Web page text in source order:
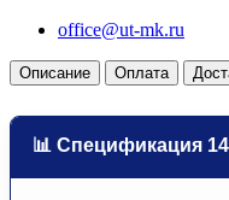
office@ut-mk.ru
Описание Оплата
📊 Спецификация